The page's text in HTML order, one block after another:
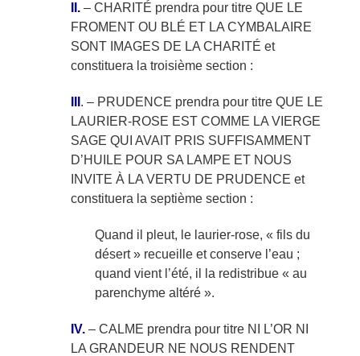
II. – CHARITÉ prendra pour titre QUE LE
FROMENT OU BLÉ ET LA CYMBALAIRE
SONT IMAGES DE LA CHARITÉ et
constituera la troisième section :
. – PRUDENCE prendra pour titre QUE LE
LAURIER-ROSE EST COMME LA VIERGE
SAGE QUI AVAIT PRIS SUFFISAMMENT
D’HUILE POUR SA LAMPE ET NOUS
INVITE À LA VERTU DE PRUDENCE et
constituera la septième section :
Quand il pleut, le laurier-rose, « fils du
désert » recueille et conserve l’eau ;
quand vient l’été, il la redistribue « au
parenchyme altéré ».
IV. – CALME prendra pour titre NI L’OR NI
LA GRANDEUR NE NOUS RENDENT